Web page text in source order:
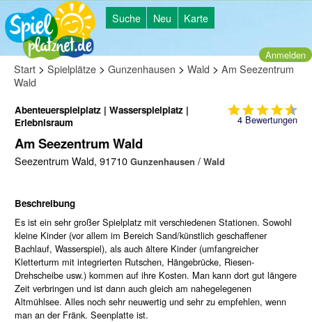
Suche Neu Karte
Anmelden
Start > Spielplätze > Gunzenhausen > Wald > Am Seezentrum
Wald
4Bewertungen
Abenteuerspielplatz | Wasserspielplatz |
Erlebnisraum
Am Seezentrum Wald
Seezentrum Wald, 91710 Gunzenhausen / Wald
Beschreibung
Es ist ein sehr großer Spielplatz mit verschiedenen Stationen. Sowohl
kleine Kinder (vor allem im Bereich Sand/künstlich geschaffener
Bachlauf, Wasserspiel), als auch ältere Kinder (umfangreicher
Kletterturm mit integrierten Rutschen, Hängebrücke, Riesen-
Drehscheibe usw.) kommen auf ihre Kosten. Man kann dort gut längere
Zeit verbringen und ist dann auch gleich am nahegelegenen
Altmühlsee. Alles noch sehr neuwertig und sehr zu empfehlen, wenn
man an der Fränk. Seenplatte ist.